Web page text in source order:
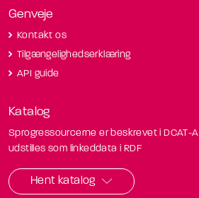
Genveje
Kontakt os
Tilgængelighedserklæring
API guide
Katalog
Sprogressourcerne er beskrevet i DCAT-
udstilles som linkeddata i RDF
Hent katalog